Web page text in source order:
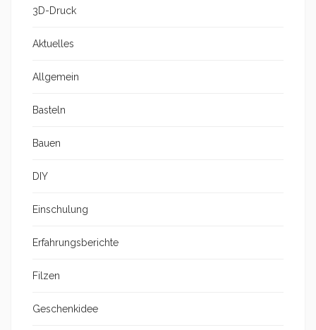
3D-Druck
Aktuelles
Allgemein
Basteln
Bauen
DIY
Einschulung
Erfahrungsberichte
Filzen
Geschenkidee